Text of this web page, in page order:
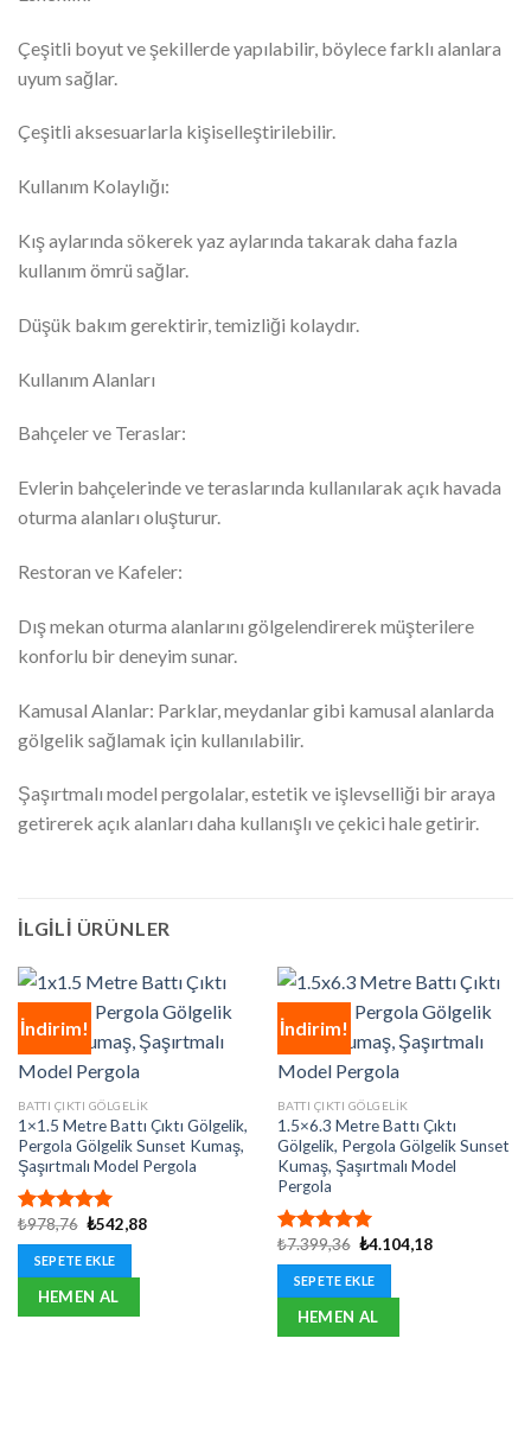
Çeşitli boyut ve şekillerde yapılabilir, böylece farklı alanlara
uyum sağlar.
Çeşitli aksesuarlarla kişiselleştirilebilir.
Kullanım Kolaylığı:
Kış aylarında sökerek yaz aylarında takarak daha fazla
kullanım ömrü sağlar.
Düşük bakım gerektirir, temizliği kolaydır.
Kullanım Alanları
Bahçeler ve Teraslar:
Evlerin bahçelerinde ve teraslarında kullanılarak açık havada
oturma alanları oluşturur.
Restoran ve Kafeler:
Dış mekan oturma alanlarını gölgelendirerek müşterilere
konforlu bir deneyim sunar.
Kamusal Alanlar: Parklar, meydanlar gibi kamusal alanlarda
gölgelik sağlamak için kullanılabilir.
Şaşırtmalı model pergolalar, estetik ve işlevselliği bir araya
getirerek açık alanları daha kullanışlı ve çekici hale getirir.
İLGILI ÜRÜNLER
İndirim!
BATTI ÇIKTI GÖLGELIK
1×1.5 Metre Battı Çıktı Gölgelik,
Pergola Gölgelik Sunset Kumaş,
Şaşırtmalı Model Pergola
5 üzerinden
5.00oy
aldı
₺978,76 Orijinal
₺978,76.
₺542,88Şu
SEPETE EKLE
HEMEN AL
İndirim!
BATTI ÇIKTI GÖLGELIK
1.5×6.3 Metre Battı Çıktı
Gölgelik, Pergola Gölgelik Sunset
Kumaş, Şaşırtmalı Model
Pergola
5 üzerinden
5.00oy
aldı
₺7.399,36 Orijinal
₺7.399,36.
₺4.104,18Şu
SEPETE EKLE
HEMEN AL